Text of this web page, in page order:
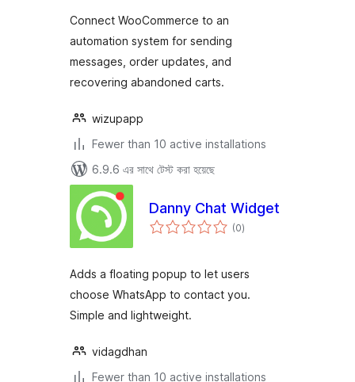
Connect WooCommerce to an
automation system for sending
messages, order updates, and
recovering abandoned carts.
wizupapp
Fewer than 10 active installations
6.9.6 এর সাথে টেস্ট করা হয়েছে
Danny Chat Widget
(0total
ratings
)
Adds a floating popup to let users
choose WhatsApp to contact you.
Simple and lightweight.
vidagdhan
Fewer than 10 active installations